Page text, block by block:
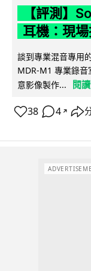
【評測】
耳機：現
談到專業混音專用
MDR-M1 專業錄音
意影像製作...
閱
38 4 ↗